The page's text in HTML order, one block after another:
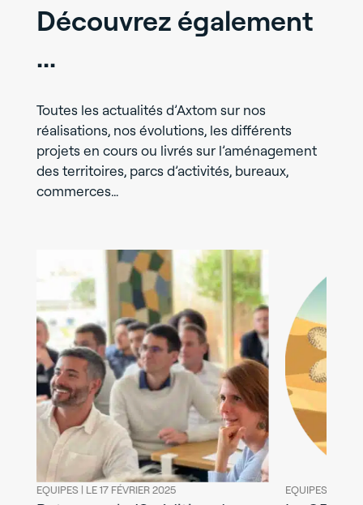
Découvrez également
...
Toutes les actualités d’Axtom sur nos
réalisations, nos évolutions, les différents
projets en cours ou livrés sur l’aménagement
des territoires, parcs d’activités, bureaux,
commerces…
EQUIPES |LE 03 NOVEMBRE 2021